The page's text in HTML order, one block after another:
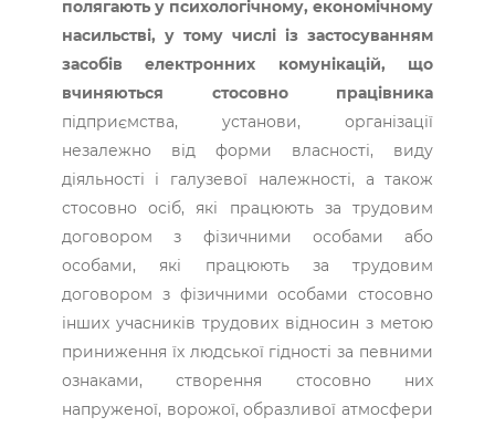
полягають у психологічному, економічному
насильстві, у тому числі із застосуванням
засобів електронних комунікацій, що
вчиняються стосовно працівника
підприємства, установи, організації
незалежно від форми власності, виду
діяльності і галузевої належності, а також
стосовно осіб, які працюють за трудовим
договором з фізичними особами або
особами, які працюють за трудовим
договором з фізичними особами стосовно
інших учасників трудових відносин з метою
приниження їх людської гідності за певними
ознаками, створення стосовно них
напруженої, ворожої, образливої атмосфери